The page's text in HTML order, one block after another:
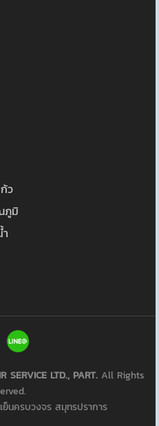
ว
ภูมิ
SERVICE LTD., PART. All Rights
ย็นครบวงจร สมุทรปราการ